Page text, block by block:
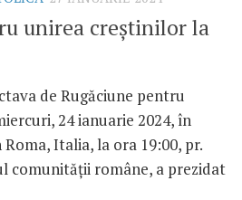
unirea creștinilor la
de Rugăciune pentru
24 ianuarie 2024, în
Italia, la ora 19:00, pr.
comunității române, a prezidat